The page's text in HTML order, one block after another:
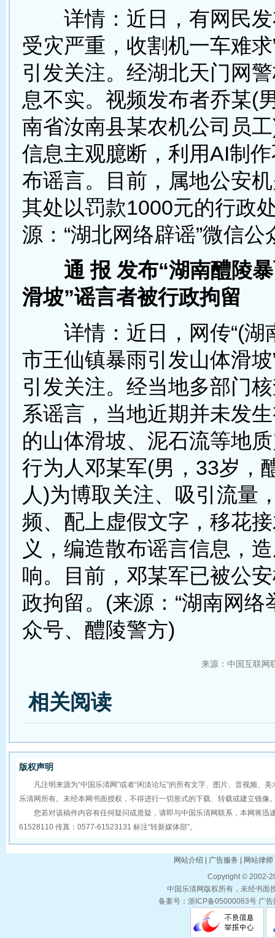
详情：近日，有网民发
受灾严重，收割机一车难
引发关注。经湖北天门网
息不实。视频发布者乔某(
南省汝南县某农机公司员
信息主观臆断，利用AI制
布谣言。目前，属地公安
其处以罚款1000元的行政
源：“湖北网络辟谣”微信公
通 报 发布“湖南醴陵
滑坡”谣言者被行政拘留
详情：近日，网传“(湖
市王仙镇暴雨引发山体滑
引发关注。经当地多部门
系谣言，当地近期并未发
的山体滑坡、泥石流等地
行为人邓某军(男，33岁，
人)为博取关注、吸引流量
频、配上虚假文字，移花
义，编造散布谣言信息，
响。目前，邓某军已被公
政拘留。(来源：“湖南网络
众号、醴陵警方)
来源：中国互联
相关阅读
版权声明
凡注明来源为“中国乐清网”或者“闲淡论坛”的所有文字、图片、音视频、美
乐清网所有。未经本网书面授权，不得进行一切形式的下载、转载或建立镜像
您若对该稿件内容有任何疑问或质疑，请即与中国乐清网联系，本网将迅
61528110 传真：0577-61523131 标注“转新媒体部”。
网站介绍 | 广告服务 | 网站律
Copyright © 2002-
中国乐清网版权所有，未经书面
备案号：浙ICP备05000063号 广